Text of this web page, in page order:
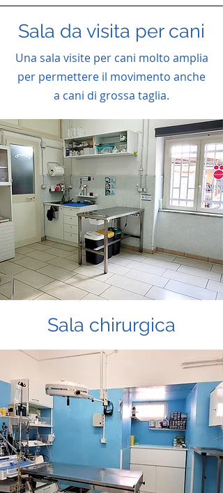
Sala da visita per cani
Una sala visite per cani molto amplia
per permettere il movimento anche
a cani di grossa taglia.
Sala chirurgica